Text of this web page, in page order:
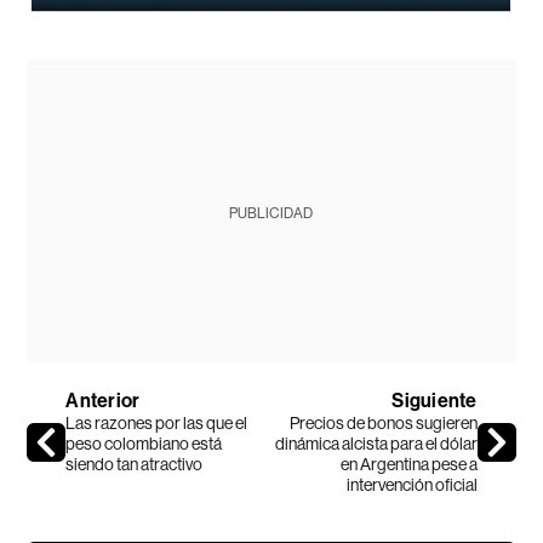
PUBLICIDAD
Anterior
Las razones por las que el
peso colombiano está
siendo tan atractivo
Siguiente
Precios de bonos sugieren
dinámica alcista para el dólar
en Argentina pese a
intervención oficial